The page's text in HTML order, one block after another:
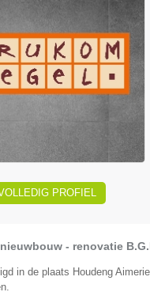
PROFIEL
- renovatie
in de plaats Houdeng